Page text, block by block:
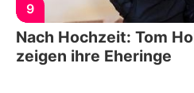
9
Nach Hochzeit: Tom
zeigen ihre Eheringe